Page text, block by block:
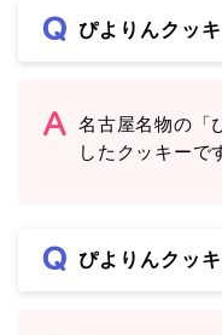
ぴよりんクッ
名古屋名物の「
したクッキーで
ぴよりんクッ